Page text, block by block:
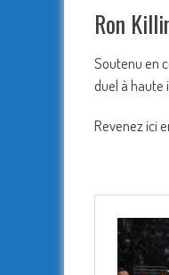
Ron
Soutenu en
duel à haute
Revenez ici